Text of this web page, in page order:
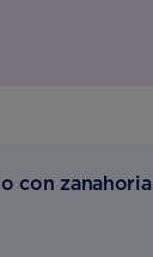
con zanahoria